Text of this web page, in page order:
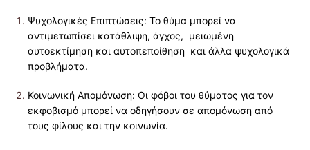
Ψυχολογικές Επιπτώσεις: Το θύμα μπορεί να
αντιμετωπίσει κατάθλιψη, άγχος, μειωμένη
αυτοεκτίμηση και αυτοπεποίθηση και άλλα ψυχολογικά
προβλήματα.
Κοινωνική Απομόνωση: Οι φόβοι του θύματος για τον
εκφοβισμό μπορεί να οδηγήσουν σε απομόνωση από
τους φίλους και την κοινωνία.